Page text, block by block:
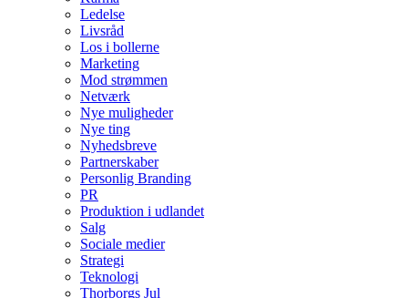
Ledelse
Livsråd
Los i bollerne
Marketing
Mod strømmen
Netværk
Nye muligheder
Nye ting
Nyhedsbreve
Partnerskaber
Personlig Branding
PR
Produktion i udlandet
Salg
Sociale medier
Strategi
Teknologi
Thorborgs Jul